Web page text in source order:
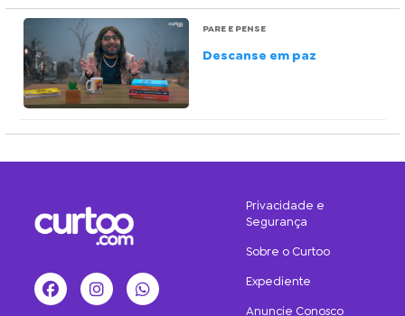
PARE E PENSE
Descanse em paz
FacebookInstagramWhatsApp
Privacidade e
Segurança
Sobre o Curtoo
Expediente
Anuncie Conosco